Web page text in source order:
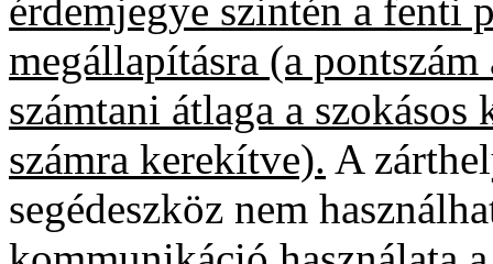
érdemjegye szintén a fenti
megállapításra (a
számtani átlaga a
számra kerekítve). A
segédeszköz nem